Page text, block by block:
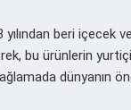
yılından beri
bu ürünlerin yurtiçi
dünyanın